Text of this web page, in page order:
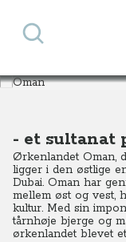
Søg
Destinationer Asien
- et sultanat
Ørkenlandet Oman,
ligger i den østlige
Dubai. Oman har
mellem øst og vest,
kultur. Med sin
tårnhøje bjerge og
ørkenlandet blevet